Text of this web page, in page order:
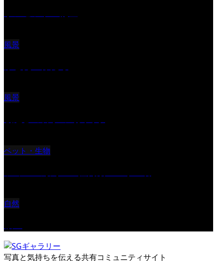
風景
風景
ペット・生物
自然
写真と気持ちを伝える共有コミュニティサイト